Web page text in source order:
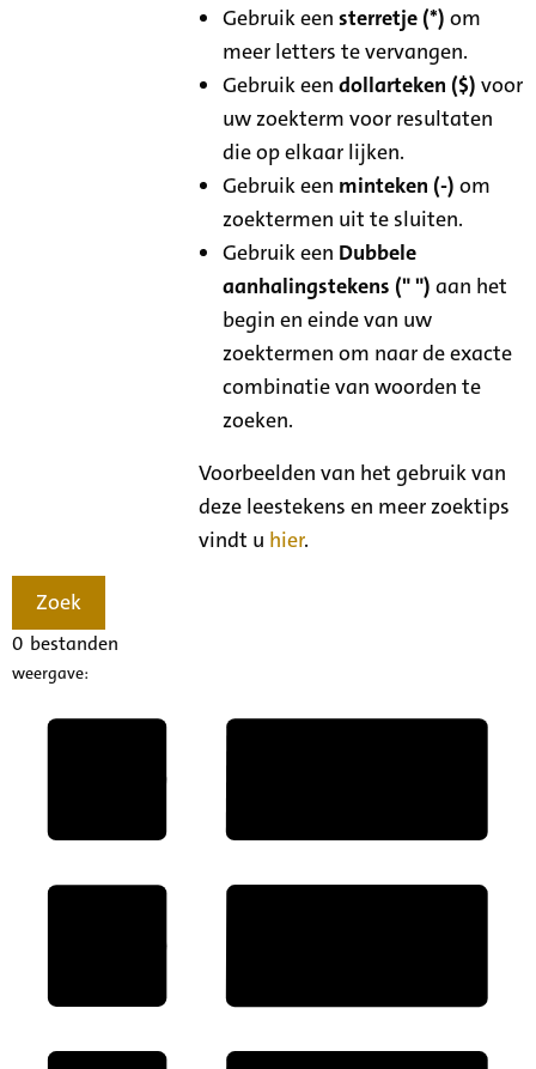
Gebruik eensterretje (*) om
meer letters te vervangen.
Gebruik eendollarteken ($) voor
uw zoekterm voor resultaten
die op elkaar lijken.
Gebruik een minteken (-) om
zoektermen uit te sluiten.
Gebruik een Dubbele
aanhalingstekens (" ") aan het
begin en einde van uw
zoektermen om naar de exacte
combinatie van woorden te
zoeken.
Voorbeelden van het gebruik van
deze leestekens en meer zoektips
vindt u hier.
Zoek
0 bestanden
weergave: